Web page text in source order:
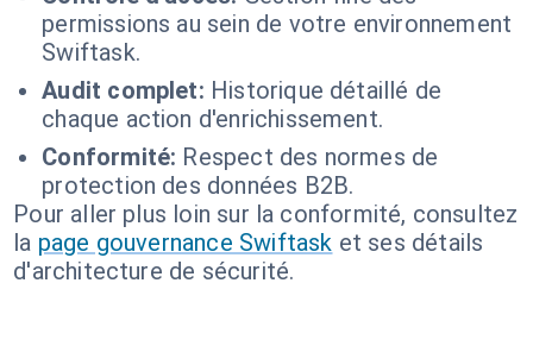
permissions au sein de votre environnement
Swiftask.
Audit complet: Historique détaillé de
chaque action d'enrichissement.
Conformité: Respect des normes de
protection des données B2B.
Pour aller plus loin sur la conformité, consultez
la page gouvernance Swiftask et ses détails
d'architecture de sécurité.